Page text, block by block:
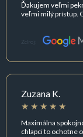
Ďakujem veľmi
veľmi milý prístup.
Zdroj:
Zuzana K.
Maximálna
chlapci to ochotne